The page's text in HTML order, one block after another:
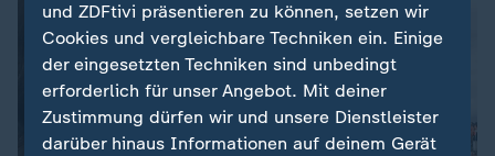
und ZDFtivi präsentieren zu können, setzen wir
Cookies und vergleichbare Techniken ein. Einige
der eingesetzten Techniken sind unbedingt
erforderlich für unser Angebot. Mit deiner
Zustimmung dürfen wir und unsere Dienstleister
darüber hinaus Informationen auf deinem Gerät